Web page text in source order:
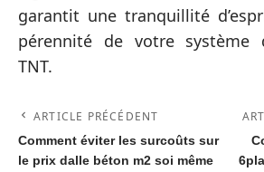
garantit une tranquillité
pérennité de votre système
TNT.
ARTICLE PRÉCÉDENT
Comment éviter les surcoûts sur
le prix dalle béton m2 soi même